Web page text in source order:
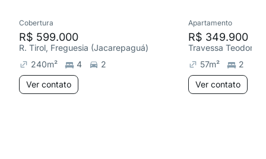
Cobertura
R$ 599.000
R. Tirol, Freguesia (Jacarepaguá)
240m² 4
2
Ver contato
Apartamento
R$ 349.900
57m² 2
Ver contato